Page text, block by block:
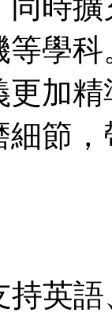
同時
學
加
節
持英